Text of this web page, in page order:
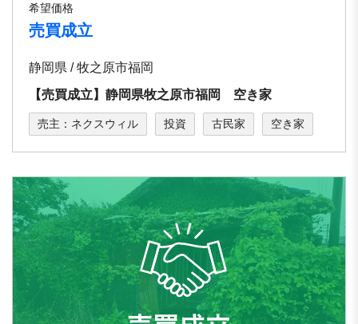
希望価格
売買成立
静岡県 / 牧之原市福岡
【売買成立】静岡県牧之原市福岡 空き家
売主：ネクスウィル 投資 古民家 空き家